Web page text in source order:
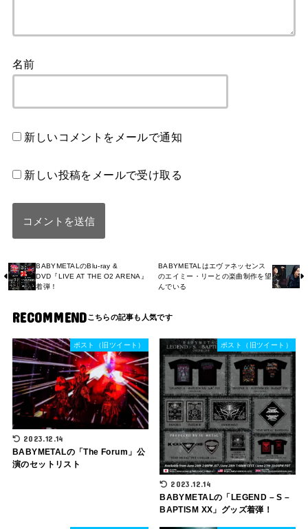
名前
新しいコメントをメールで通知
新しい投稿をメールで受け取る
BABYMETALのBlu-ray &
DVD『LIVE AT THE O2 ARENA』
着弾！
BABYMETALはエヴァネッセンス
のエイミー・リーとの楽曲制作を望
んでいる
RECOMMEND
ポスト（旧ツイート）
2023.12.14
BABYMETALの「The Forum」公
演のセットリスト
ポスト（旧ツイート）
2023.12.14
BABYMETALの「LEGEND – S –
BAPTISM XX」グッズ着弾！